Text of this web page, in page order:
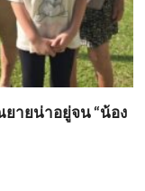
ายน่าอยู่จน “น้อง